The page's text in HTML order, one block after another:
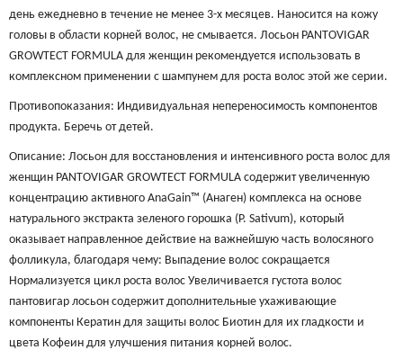
день ежедневно в течение не менее 3-х месяцев. Наносится на кожу
головы в области корней волос, не смывается. Лосьон PANTOVIGAR
GROWTECT FORMULA для женщин рекомендуется использовать в
комплексном применении с шампунем для роста волос этой же серии.
Противопоказания: Индивидуальная непереносимость компонентов
продукта. Беречь от детей.
Описание: Лосьон для восстановления и интенсивного роста волос для
женщин PANTOVIGAR GROWTECT FORMULA содержит увеличенную
концентрацию активного AnaGain™ (Анаген) комплекса на основе
натурального экстракта зеленого горошка (P. Sativum), который
оказывает направленное действие на важнейшую часть волосяного
фолликула, благодаря чему: Выпадение волос сокращается
Нормализуется цикл роста волос Увеличивается густота волос
пантовигар лосьон содержит дополнительные ухаживающие
компоненты Кератин для защиты волос Биотин для их гладкости и
цвета Кофеин для улучшения питания корней волос.